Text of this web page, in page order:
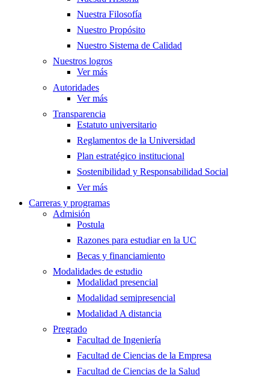
Nuestra Filosofía
Nuestro Propósito
Nuestro Sistema de Calidad
Nuestros logros
Ver más
Autoridades
Ver más
Transparencia
Estatuto universitario
Reglamentos de la Universidad
Plan estratégico institucional
Sostenibilidad y Responsabilidad Social
Ver más
Carreras y programas
Admisión
Postula
Razones para estudiar en la UC
Becas y financiamiento
Modalidades de estudio
Modalidad presencial
Modalidad semipresencial
Modalidad A distancia
Pregrado
Facultad de Ingeniería
Facultad de Ciencias de la Empresa
Facultad de Ciencias de la Salud